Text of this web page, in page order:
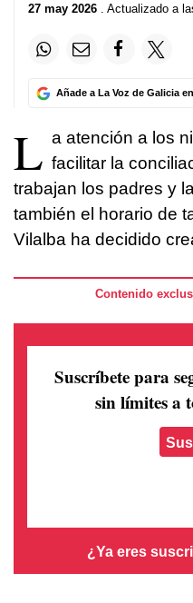
27 may 2026 . Actualizado a
Añade a La Voz de Galicia
L a atención a los
facilitar la
trabajan los padres y
también el horario de
Vilalba ha decidido
Contenido
Suscríbete para
sin límites a
¿Ya eres